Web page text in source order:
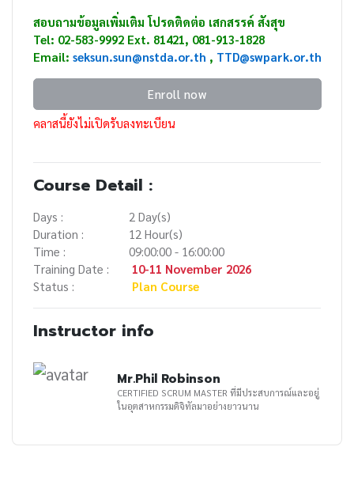
สอบถามข้อมูลเพิ่มเติม โปรดติดต่อ เสกสรรค์ สังสุข
Tel: 02-583-9992 Ext. 81421, 081-913-1828
Email: seksun.sun@nstda.or.th , TTD@swpark.or.th
Enroll now
คลาสนี้ยังไม่เปิดรับลงทะเบียน
Course Detail :
Days :
2 Day(s)
Duration :
12 Hour(s)
Time :
09:00:00 - 16:00:00
Training Date :
10-11 November 2026
Status :
Plan Course
Instructor info
Mr.Phil Robinson
CERTIFIED SCRUM MASTER ที่มีประสบการณ์และอยู่
ในอุตสาหกรรมดิจิทัลมาอย่างยาวนาน